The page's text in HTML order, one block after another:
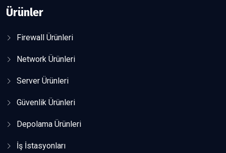
Ürünler
Firewall Ürünleri
Network Ürünleri
Server Ürünleri
Güvenlik Ürünleri
Depolama Ürünleri
İş İstasyonları